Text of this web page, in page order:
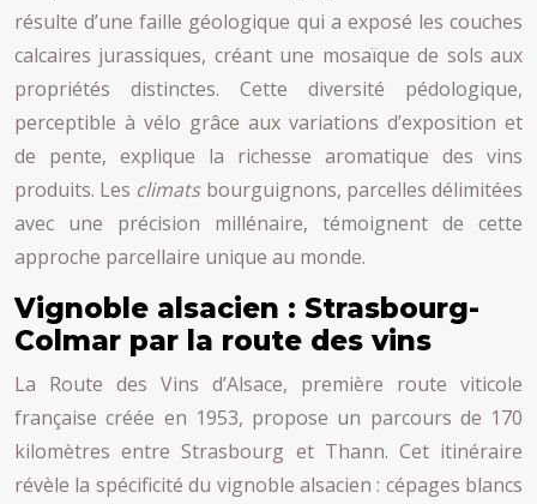
résulte d’une faille géologique qui a exposé les couches
calcaires jurassiques, créant une mosaïque de sols aux
propriétés distinctes. Cette diversité pédologique,
perceptible à vélo grâce aux variations d’exposition et
de pente, explique la richesse aromatique des vins
produits. Les climats bourguignons, parcelles délimitées
avec une précision millénaire, témoignent de cette
approche parcellaire unique au monde.
Vignoble alsacien : Strasbourg-
Colmar par la route des vins
La Route des Vins d’Alsace, première route viticole
française créée en 1953, propose un parcours de 170
kilomètres entre Strasbourg et Thann. Cet itinéraire
révèle la spécificité du vignoble alsacien : cépages blancs